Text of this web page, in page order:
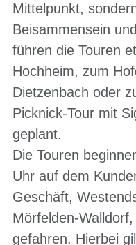
Mittelpunkt,
Beisammensein
führen die Touren
Hochheim, zum
Dietzenbach oder
Picknick-Tour mit
geplant.
Die Touren
Uhr auf dem
Geschäft,
Mörfelden-
gefahren. Hierbei